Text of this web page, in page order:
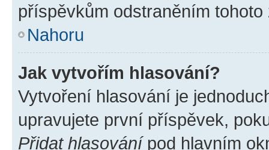
příspěvkům odstraněním
Nahoru
Jak vytvořím hlasování?
Vytvoření hlasování je
upravujete první příspěvek,
Přidat hlasovánípod hlavním